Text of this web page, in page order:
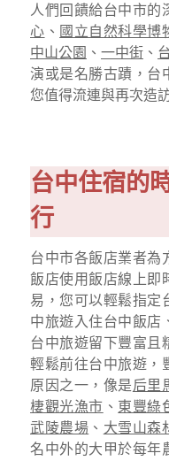
人們回饋給台中市的
心 、 國立自然科學博
中山公園 、 一中街 、
演或是名勝古蹟，台
您值得流連與再次造
台中住宿的
行
台中市各飯店業者為
飯店使用飯店線上即
易，您可以輕鬆指定
中旅遊入住台中飯店
台中旅遊留下豐富且
輕鬆前往台中旅遊，
原因之一，像是后里
棲觀光漁市 、 東豐綠
武陵農場 、 大雪山森
名中外的大甲於每年